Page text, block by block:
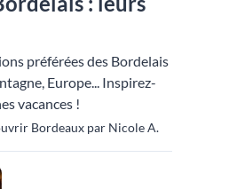
préférées des Bordelais
Europe... Inspirez-
vacances !
Bordeaux par Nicole A.